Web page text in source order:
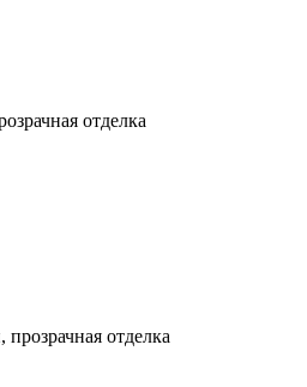
отделка
отделка